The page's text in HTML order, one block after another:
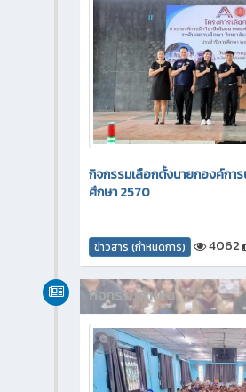
กิจกรรมเลือกตั้งนายกองค์กา
ศึกษา 2570
ข่าวสาร (กำหนดการ) 4062
กิจกรรมภายใน